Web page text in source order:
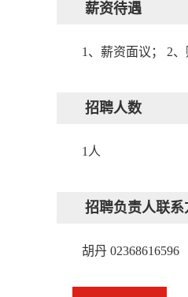
薪资待遇
1、薪资面议； 2
招聘人数
1人
招聘负责人联系
胡丹 02368616596